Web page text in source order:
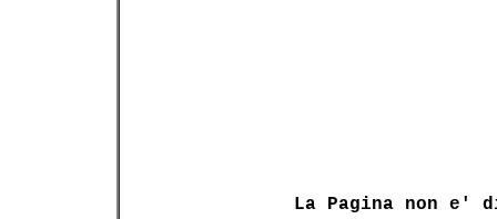
La Pagina non e'